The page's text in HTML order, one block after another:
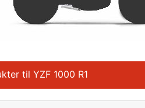
til YZF 1000 R1